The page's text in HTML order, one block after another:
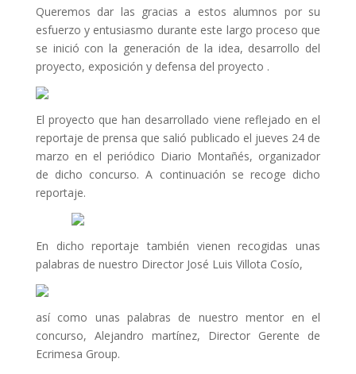
Queremos dar las gracias a estos alumnos por su
esfuerzo y entusiasmo durante este largo proceso que
se inició con la generación de la idea, desarrollo del
proyecto, exposición y defensa del proyecto .
El proyecto que han desarrollado viene reflejado en el
reportaje de prensa que salió publicado el jueves 24 de
marzo en el periódico Diario Montañés, organizador
de dicho concurso. A continuación se recoge dicho
reportaje.
En dicho reportaje también vienen recogidas unas
palabras de nuestro Director José Luis Villota Cosío,
así como unas palabras de nuestro mentor en el
concurso, Alejandro martínez, Director Gerente de
Ecrimesa Group.